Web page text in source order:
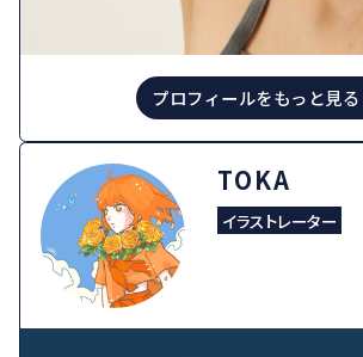
プロフィールをもっと見る
TOKA
イラストレーター